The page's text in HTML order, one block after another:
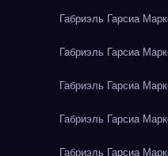
Габриэль Гарсиа
Габриэль Гарсиа
Габриэль Гарсиа
Габриэль Гарсиа
Габриэль Гарсиа